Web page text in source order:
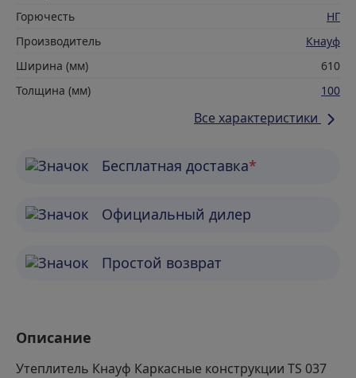
Горючесть
НГ
Производитель
Кнауф
Ширина (мм)
610
Толщина (мм)
100
Все характеристики
Бесплатная доставка*
Официальный дилер
Простой возврат
Описание
Утеплитель Кнауф Каркасные конструкции TS 037